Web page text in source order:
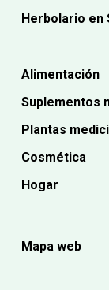
Herbolario en
Alimentación
Suplementos
Plantas
Cosmética
Hogar
Mapa web